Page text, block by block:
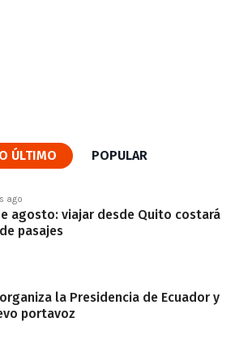
ÚLTIMO POPULAR
ago
agosto: viajar desde Quito costará
pasajes
la Presidencia de Ecuador y
portavoz